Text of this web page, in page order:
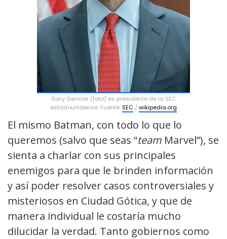
Gary Gensler (foto) es presidente de la SEC
estadounidense. Fuente: SEC /wikipedia.org
El mismo Batman, con todo lo que lo
queremos (salvo que seas “team Marvel”), se
sienta a charlar con sus principales
enemigos para que le brinden información
y así poder resolver casos controversiales y
misteriosos en Ciudad Gótica, y que de
manera individual le costaría mucho
dilucidar la verdad. Tanto gobiernos como